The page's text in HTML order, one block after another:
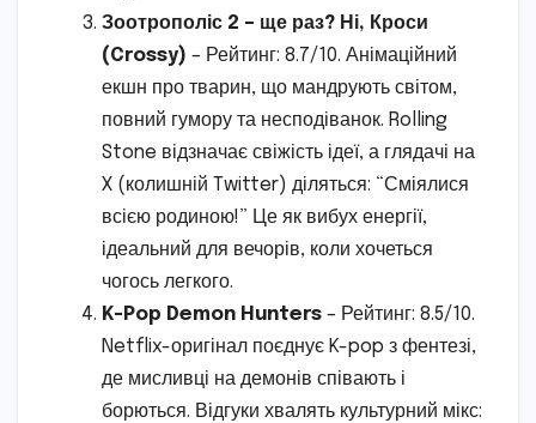
Зоотрополіс 2 – ще раз? Ні, Кроси
(Crossy) – Рейтинг: 8.7/10. Анімаційний
екшн про тварин, що мандрують світом,
повний гумору та несподіванок. Rolling
Stone відзначає свіжість ідеї, а глядачі на
X (колишній Twitter) діляться: “Сміялися
всією родиною!” Це як вибух енергії,
ідеальний для вечорів, коли хочеться
чогось легкого.
K-Pop Demon Hunters – Рейтинг: 8.5/10.
Netflix-оригінал поєднує K-pop з фентезі,
де мисливці на демонів співають і
борються. Відгуки хвалять культурний мікс: